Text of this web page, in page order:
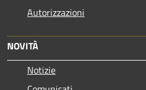
Autorizzazioni
NOVITÀ
Notizie